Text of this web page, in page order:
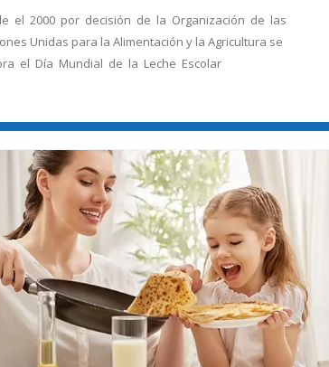
el 2000 por decisión de la Organización de las
Unidas para la Alimentación y la Agricultura se
el Día Mundial de la Leche Escolar